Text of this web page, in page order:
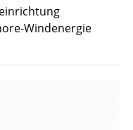
Windenergie